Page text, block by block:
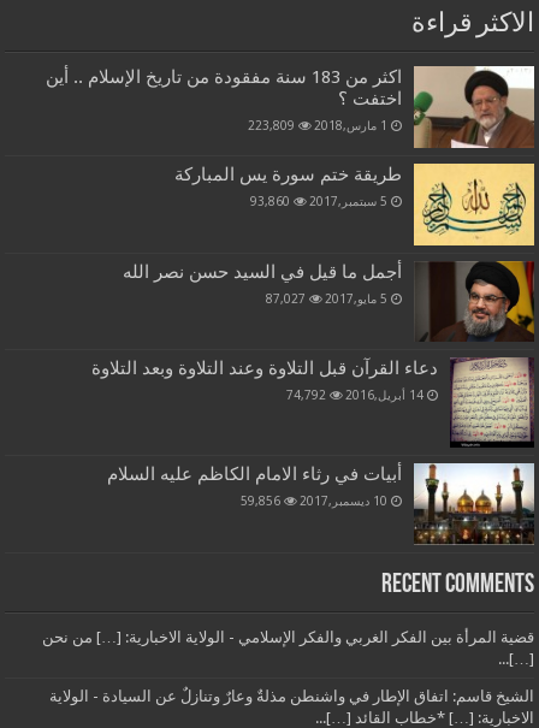
الاكثر قراءة
اكثر من 183 سنة مفقودة من تاريخ الإسلام .. أين
اختفت ؟
1 مارس,2018 223,809
طريقة ختم سورة يس المباركة
5 سبتمبر,2017 93,860
أجمل ما قيل في السيد حسن نصر الله
5 مايو,2017 87,027
دعاء القرآن قبل التلاوة وعند التلاوة وبعد التلاوة
14 أبريل,2016 74,792
أبيات في رثاء الامام الكاظم عليه السلام
10 ديسمبر,2017 59,856
Recent Comments
قضية المرأة بين الفكر الغربي والفكر الإسلامي - الولاية الاخبارية: […] من نحن
[…]...
الشيخ قاسم: اتفاق الإطار في واشنطن مذلةٌ وعارٌ وتنازلٌ عن السيادة - الولاية
الاخبارية: […] *خطاب القائد […]...